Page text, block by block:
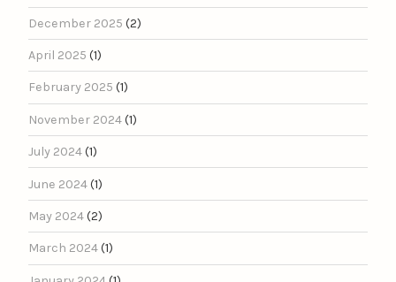
December 2025 (2)
April 2025 (1)
February 2025 (1)
November 2024(1)
July 2024(1)
June 2024(1)
May 2024(2)
March 2024(1)